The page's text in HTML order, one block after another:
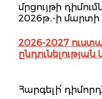
մրցույթի
2026թ․-ի մարտի
2026-2027
Հարգելի՛